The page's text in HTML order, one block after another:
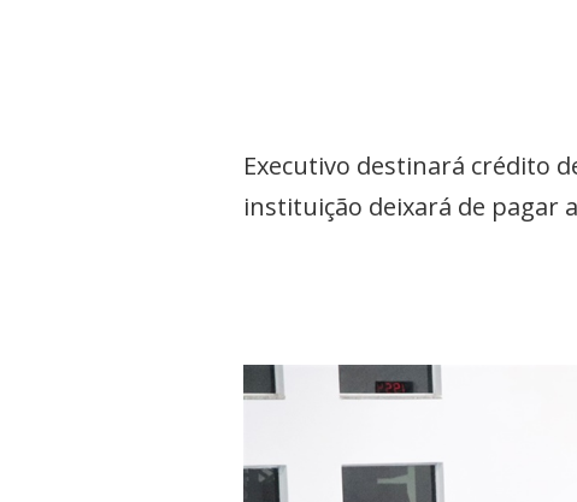
Executivo destinará crédito
instituição deixará de pagar